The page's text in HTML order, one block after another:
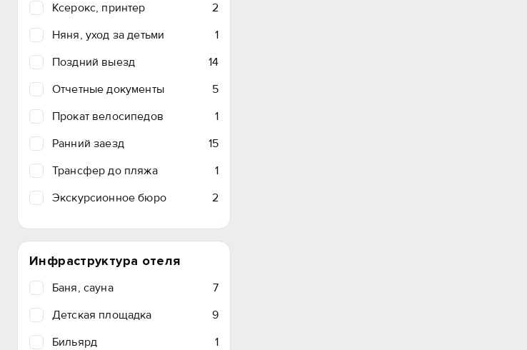
Ксерокс, принтер
2
Няня, уход за детьми
1
Поздний выезд
14
Отчетные документы
5
Прокат велосипедов
1
Ранний заезд
15
Трансфер до пляжа
1
Экскурсионное бюро
2
Инфраструктура отеля
Баня, сауна
7
Детская площадка
9
Бильярд
1